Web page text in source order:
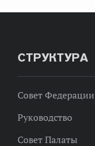
СТРУКТУРА
Совет Федерации
Руководство
Совет Палаты